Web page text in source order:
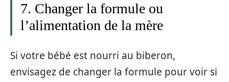
7. Changer la formule ou
l’alimentation de la mère
Si votre bébé est nourri au biberon,
envisagez de changer la formule pour voir si